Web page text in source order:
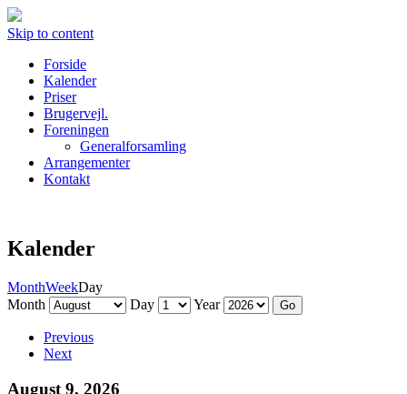
Skip to content
Forside
Kalender
Priser
Brugervejl.
Foreningen
Generalforsamling
Arrangementer
Kontakt
Kalender
MonthWeekDay
Month
Day Year
Previous
Next
August 9, 2026